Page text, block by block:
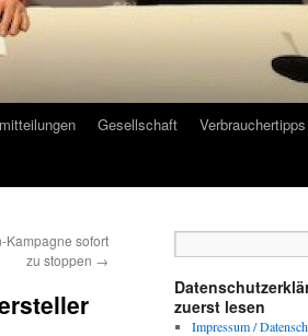
Gesellschaft
Verbrauchertipps
Kampagne sofort
zu stoppen →
zuerst lesen
Impressum /